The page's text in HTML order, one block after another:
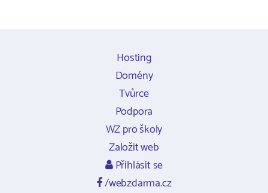
Hosting
Domény
Tvůrce
Podpora
WZ pro školy
Založit web
Přihlásit se
/webzdarma.cz